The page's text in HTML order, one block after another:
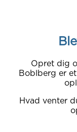
Opret dig
Boblberg er
Hvad venter